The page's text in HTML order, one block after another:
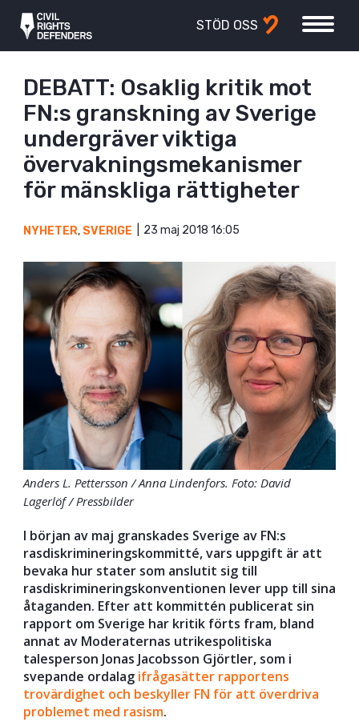
STÖD OSS
DEBATT: Osaklig kritik mot
FN:s granskning av Sverige
undergräver viktiga
övervakningsmekanismer
för mänskliga rättigheter
NYHETER, SVERIGE 23 maj 2018 16:05
Anders L. Pettersson / Anna Lindenfors. Foto: David
Lagerlöf / Pressbilder
I början av maj granskades Sverige av FN:s
rasdiskrimineringskommitté, vars uppgift är att
bevaka hur stater som anslutit sig till
rasdiskrimineringskonventionen lever upp till sina
åtaganden. Efter att kommittén publicerat sin
rapport om Sverige har kritik förts fram, bland
annat av Moderaternas utrikespolitiska
talesperson Jonas Jacobsson Gjörtler, som i
svepande ordalag ifrågasätter rapportens
trovärdighet och beskyller FN för att överdriva
problemet med rasism.